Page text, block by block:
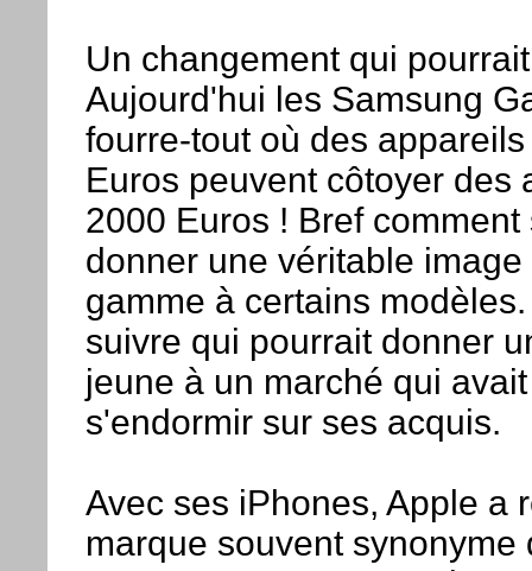
Un changement qui
Aujourd'hui les Samsung
fourre-tout où des
Euros peuvent côtoyer des
2000 Euros ! Bref
donner une véritable
gamme à certains
suivre qui pourrait donner
jeune à un marché qui
s'endormir sur ses acquis.
Avec ses iPhones, Apple a
marque souvent synonyme